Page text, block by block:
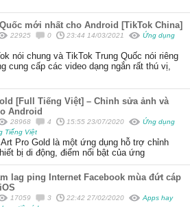
mới nhất cho Android [TikTok China]
22925 0 23:44 14/03/2021
Ứng dụng
nói chung và TikTok Trung Quốc nói riêng
cung cấp các video dạng ngắn rất thú vị,
[Full Tiếng Việt] – Chỉnh sửa ảnh và
Android
28968 4 15:55 23/07/2020
Ứng dụng
Tiếng Việt
Pro Gold là một ứng dụng hỗ trợ chỉnh
bị di động, điểm nổi bật của ứng
lag ping Internet Facebook mùa đứt cáp
17059 3 22:42 27/02/2020
Apps hay